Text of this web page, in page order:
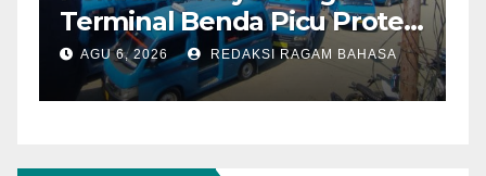
Terminal Benda Picu Protes
Sopir, Dishub: Belum Ada
Keputusan Final
AGU 6, 2026 REDAKSI RAGAM BAHASA